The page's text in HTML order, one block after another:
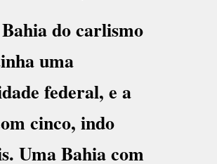
do carlismo
uma
federal, e a
cinco, indo
Uma Bahia com